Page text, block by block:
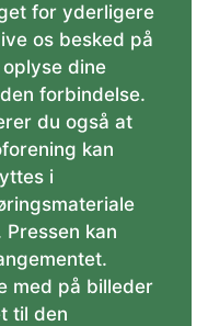
for yderligere
os besked på
dine
forbindelse.
du også at
kan
i
kan
med på billeder
til den